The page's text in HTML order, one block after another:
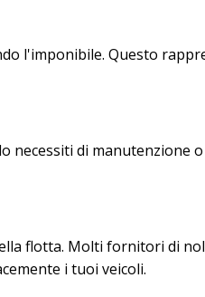
l'imponibile. Questo
di manutenzione
flotta. Molti fornitori di
i tuoi veicoli.